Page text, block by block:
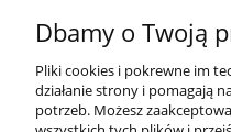
Dbamy o Twoją
Pliki cookies i pokrewne im
działanie strony i pomagają
potrzeb. Możesz